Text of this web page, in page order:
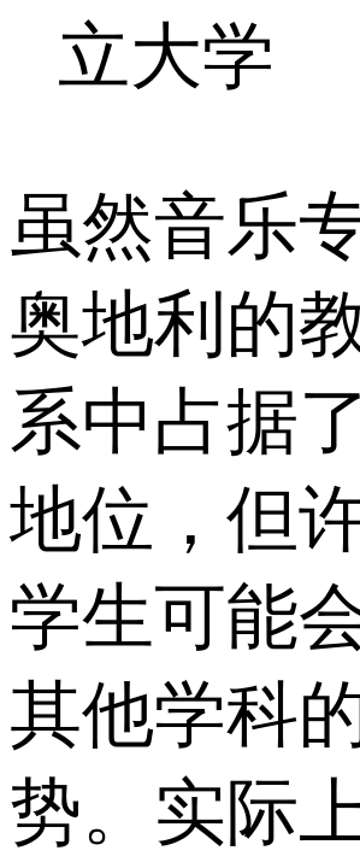
立大学
虽然音乐
奥地利的
系中占据
地位，但
学生可能
其他学科
势。实际